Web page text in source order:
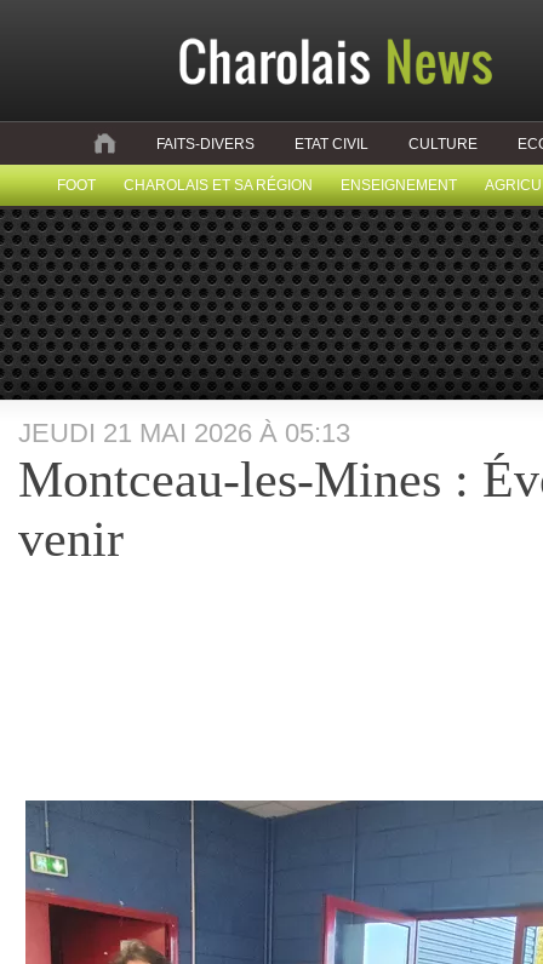
FAITS-DIVERS ETAT CIVIL CULTURE
FOOT CHAROLAIS ET SA RÉGION ENSEIGNEMENT
JEUDI 21 MAI 2026 À 05:13
Montceau-les-Mines :
venir